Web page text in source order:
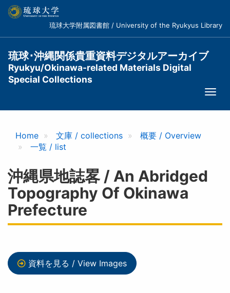
コ
琉球大学附属図書館 / University of the Ryukyus Library
琉球･沖縄関係貴重資料デジタルアーカイブ
Ryukyu/Okinawa-related Materials Digital
Special Collections
Home 文庫 / collections
概要 / Overview
一覧 / list
沖縄県地誌畧 / An Abridged
Topography Of Okinawa
Prefecture
資料を見る / View Images